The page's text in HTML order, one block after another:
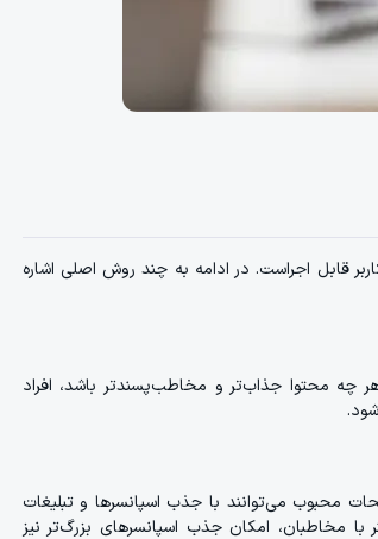
قابل اجراست. در ادامه به چند روش اصلی اشاره
چه محتوا جذاب‌تر و مخاطب‌پسندتر باشد، افراد
محبوب می‌توانند با جذب اسپانسرها و تبلیغات
با مخاطبان، امکان جذب اسپانسرهای بزرگ‌تر نیز